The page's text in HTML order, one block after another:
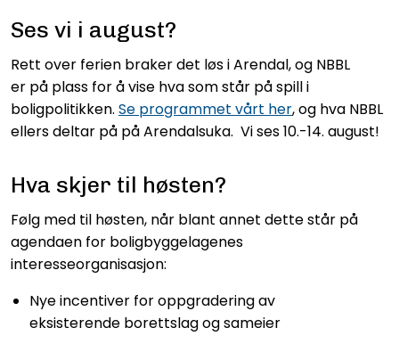
Ses vi i august?
Rett over ferien braker det løs i Arendal, og NBBL
er på plass for å vise hva som står på spill i
boligpolitikken. Se programmet vårt her, og hva NBBL
ellers deltar på på Arendalsuka. Vi ses 10.-14. august!
Hva skjer til høsten?
Følg med til høsten, når blant annet dette står på
agendaen for boligbyggelagenes
interesseorganisasjon:
Nye incentiver for oppgradering av
eksisterende borettslag og sameier